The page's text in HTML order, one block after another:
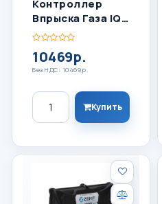
Контроллер
Впрыска Газа IQ
8 Цил
10469р.
Без НДС: 10469р.
Количество
Купить